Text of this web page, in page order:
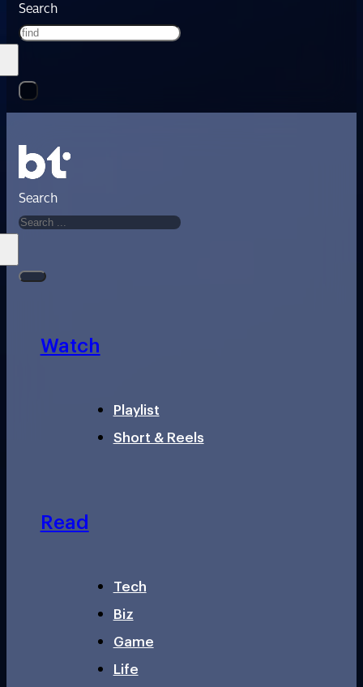
Search
Search
Watch
Playlist
Short & Reels
Read
Tech
Biz
Game
Life